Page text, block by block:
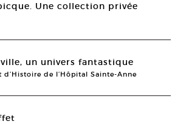
Une collection privée
un univers fantastique
d’Histoire de l’Hôpital Sainte-Anne